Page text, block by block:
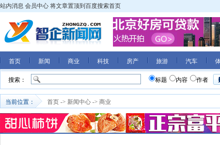
站内消息 会员中心 将文章置顶到百度搜索首页
首页 新闻 商业 科技 房产 旅游 汽车
搜索： 标题 内容 作者
当前位置： 首页 -> 新闻中心 -> 商业